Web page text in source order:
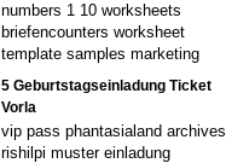
numbers 1 10 worksheets
briefencounters worksheet
template samples marketing
5 Geburtstagseinladung Ticket
Vorla
vip pass phantasialand archives
rishilpi muster einladung